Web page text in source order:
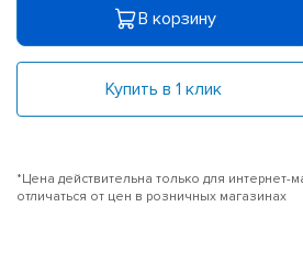
В корзину
Купить в 1 клик
*Цена действительна только для интернет-
отличаться от цен в розничных магазинах